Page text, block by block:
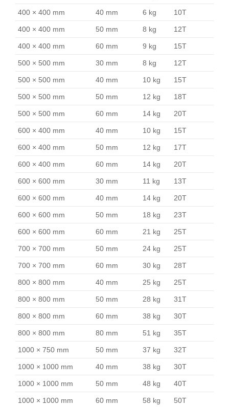
400 × 400 mm 40 mm 6 kg 10T
400 × 400 mm 50 mm 8 kg 12T
400 × 400 mm 60 mm 9 kg 15T
500 × 500 mm 30 mm 8 kg 12T
500 × 500 mm 40 mm 10 kg 15T
500 × 500 mm 50 mm 12 kg 18T
500 × 500 mm 60 mm 14 kg 20T
600 × 400 mm 40 mm 10 kg 15T
600 × 400 mm 50 mm 12 kg 17T
600 × 400 mm 60 mm 14 kg 20T
600 × 600 mm 30 mm 11 kg 13T
600 × 600 mm 40 mm 14 kg 20T
600 × 600 mm 50 mm 18 kg 23T
600 × 600 mm 60 mm 21 kg 25T
700 × 700 mm 50 mm 24 kg 25T
700 × 700 mm 60 mm 30 kg 28T
800 × 800 mm 40 mm 25 kg 25T
800 × 800 mm 50 mm 28 kg 31T
800 × 800 mm 60 mm 38 kg 30T
800 × 800 mm 80 mm 51 kg 35T
1000 × 750 mm 50 mm 37 kg 32T
1000 × 1000 mm 40 mm 38 kg 30T
1000 × 1000 mm 50 mm 48 kg 40T
1000 × 1000 mm 60 mm 58 kg 50T